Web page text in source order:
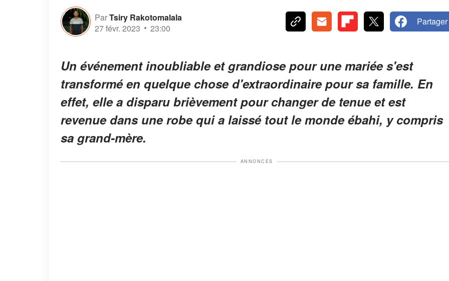
ParTsiry Rakotomalala
27 févr. 2023
23:00
Partager
Un événement inoubliable et grandiose pour une mariée s'est
transformé en quelque chose d'extraordinaire pour sa famille. En
effet, elle a disparu brièvement pour changer de tenue et est
revenue dans une robe qui a laissé tout le monde ébahi, y compris
sa grand-mère.
ANNONCES